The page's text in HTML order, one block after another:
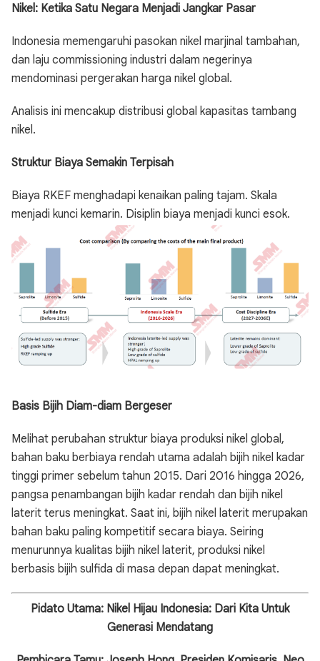
Nikel: Ketika Satu Negara Menjadi Jangkar Pasar
Indonesia memengaruhi pasokan nikel marjinal tambahan,
dan laju commissioning industri dalam negerinya
mendominasi pergerakan harga nikel global.
Analisis ini mencakup distribusi global kapasitas tambang
nikel.
Struktur Biaya Semakin Terpisah
Biaya RKEF menghadapi kenaikan paling tajam. Skala
menjadi kunci kemarin. Disiplin biaya menjadi kunci esok.
Basis Bijih Diam-diam Bergeser
Melihat perubahan struktur biaya produksi nikel global,
bahan baku berbiaya rendah utama adalah bijih nikel kadar
tinggi primer sebelum tahun 2015. Dari 2016 hingga 2026,
pangsa penambangan bijih kadar rendah dan bijih nikel
laterit terus meningkat. Saat ini, bijih nikel laterit merupakan
bahan baku paling kompetitif secara biaya. Seiring
menurunnya kualitas bijih nikel laterit, produksi nikel
berbasis bijih sulfida di masa depan dapat meningkat.
Pidato Utama: Nikel Hijau Indonesia: Dari Kita Untuk
Generasi Mendatang